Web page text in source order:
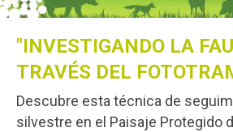
"INVESTIGANDO LA
TRAVÉS DEL
Descubre esta técnica de
silvestre en el Paisaje Protegido